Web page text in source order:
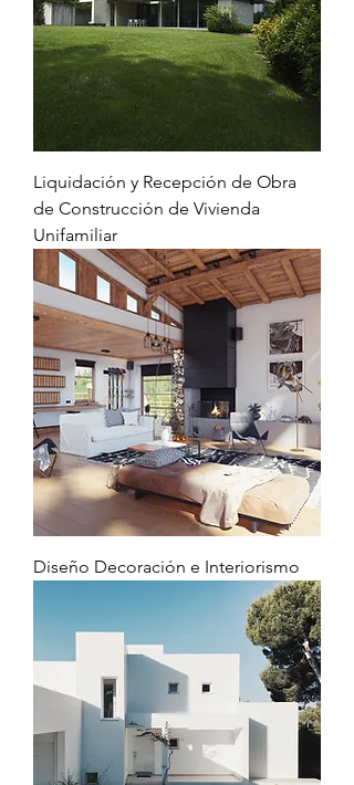
Liquidación y Recepción de Obra
de Construcción de Vivienda
Unifamiliar
Diseño Decoración e Interiorismo